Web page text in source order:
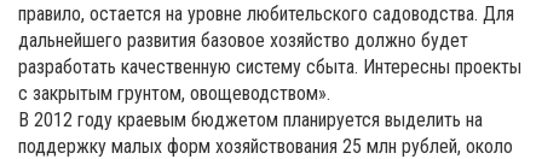
правило, остается на уровне любительского садоводства. Для
дальнейшего развития базовое хозяйство должно будет
разработать качественную систему сбыта. Интересны проекты
с закрытым грунтом, овощеводством».
В 2012 году краевым бюджетом планируется выделить на
поддержку малых форм хозяйствования 25 млн рублей, около